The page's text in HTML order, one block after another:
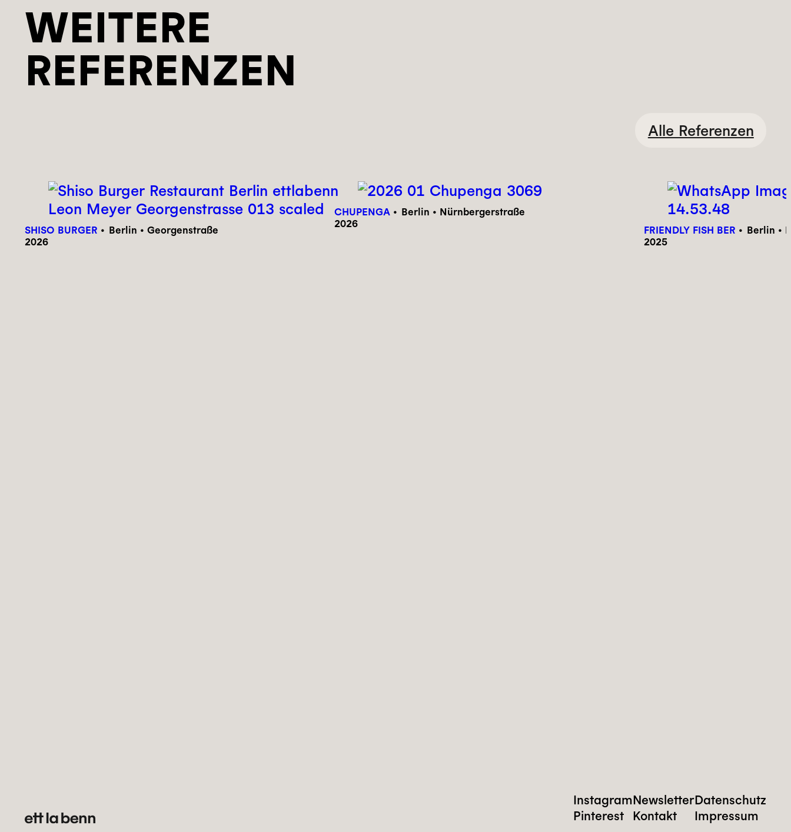
WEITERE
REFERENZEN
Alle Referenzen
SHISO BURGER
Berlin • Georgenstraße
2026
CHUPENGA
Berlin • Nürnbergerstraße
2026
FRIENDLY FISH BER
Berlin •
2025
Instagram
Pinterest
Newsletter
Kontakt
Datenschutz
Impressum